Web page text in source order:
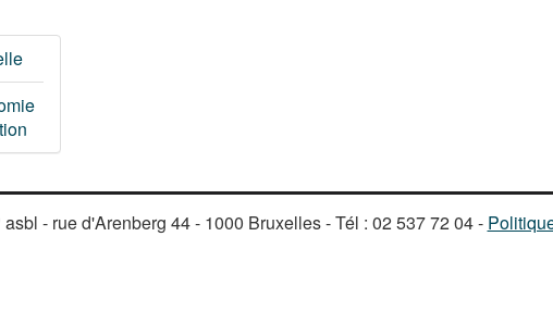
- rue d'Arenberg 44 - 1000 Bruxelles - Tél : 02 537 72 04 -